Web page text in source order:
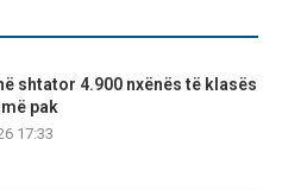
shtator 4.900 nxënës të klasës
pak
17:33